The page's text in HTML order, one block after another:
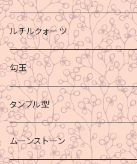
ルチルクォーツ
勾玉
タンブル型
ムーンストーン